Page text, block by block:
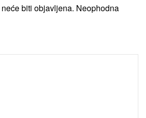
biti objavljena. Neophodna